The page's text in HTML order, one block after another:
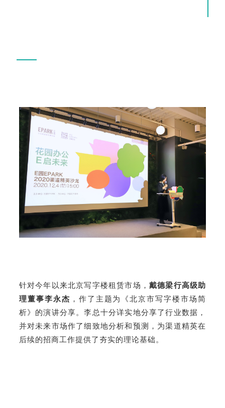
针对今年以来北京写字楼租赁市场， 戴德梁行高级助
理董事李永杰 ，作了主题为《北京市写字楼市场简
析》的演讲分享。李总十分详实地分享了行业数据，
并对未来市场作了细致地分析和预测，为渠道精英在
后续的招商工作提供了夯实的理论基础。